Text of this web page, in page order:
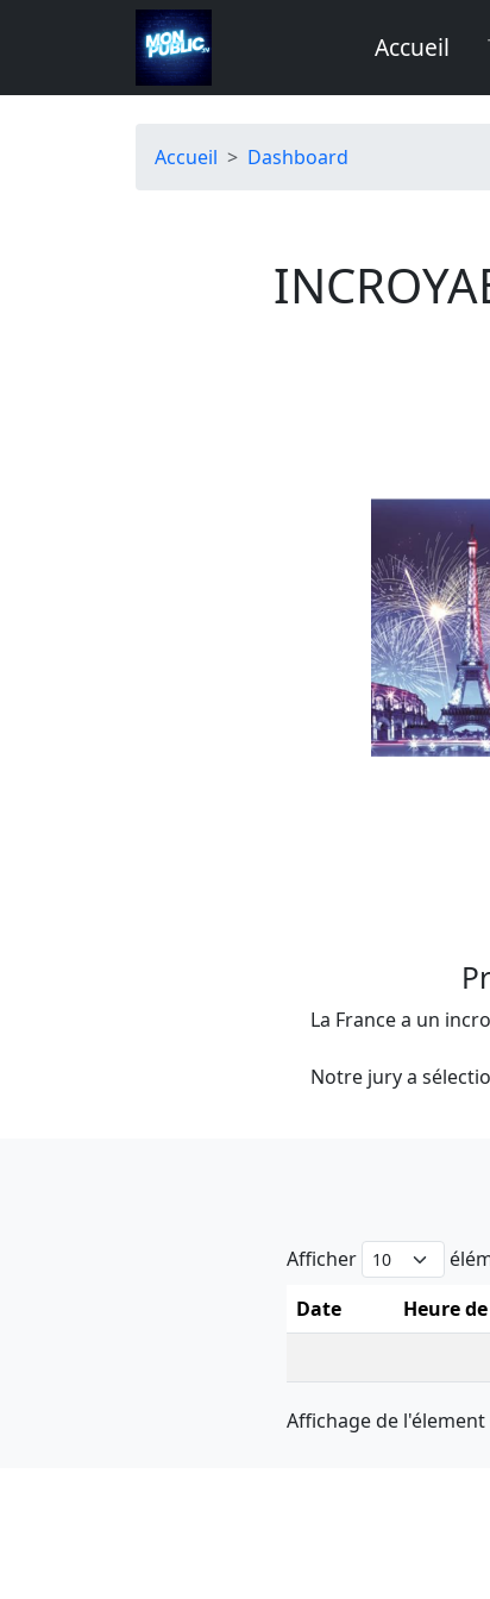
Aller au contenu principal
Accueil
Fil d'Ariane
Accueil Dashboard
La France a un
Notre jury a
Afficher
Date
Heure
Affichage de